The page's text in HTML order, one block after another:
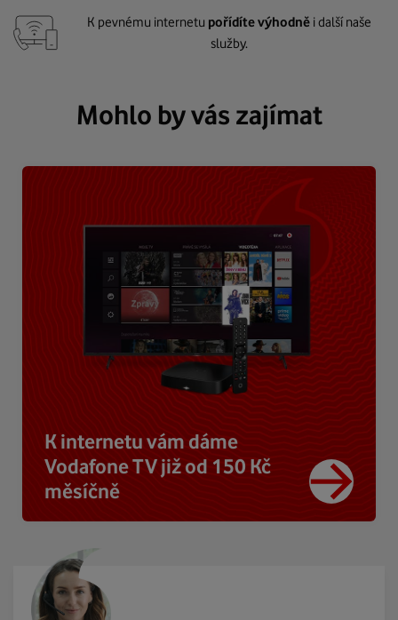
K pevnému internetu pořídíte výhodně i další naše
služby.
Mohlo by vás zajímat
K internetu vám dáme
Vodafone TV již od 150 Kč
měsíčně